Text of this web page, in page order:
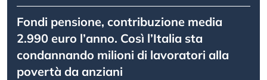
Fondi pensione, contribuzione media
2.990 euro l’anno. Così l’Italia sta
condannando milioni di lavoratori alla
povertà da anziani